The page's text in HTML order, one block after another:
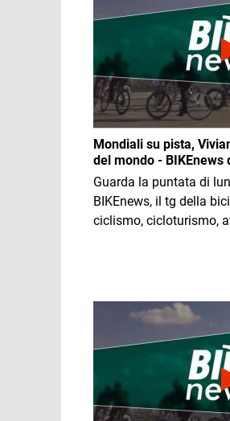
Mondiali su pista,
del mondo -
Guarda la puntata di
BIKEnews, il tg della
ciclismo, cicloturismo,
Immagine